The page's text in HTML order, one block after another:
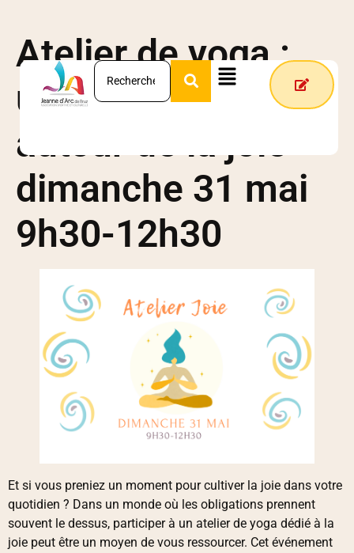
Atelier de yoga :
une matinée
autour de la joie –
dimanche 31 mai
9h30-12h30
Et si vous preniez un moment pour cultiver la joie dans votre
quotidien ? Dans un monde où les obligations prennent
souvent le dessus, participer à un atelier de yoga dédié à la
joie peut être un moyen de vous ressourcer. Cet événement